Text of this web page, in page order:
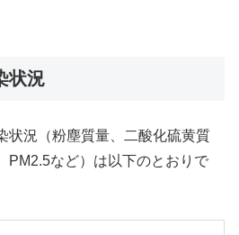
状況
状況（粉塵質量、二酸化硫黄質
PM2.5など）は以下のとおりで